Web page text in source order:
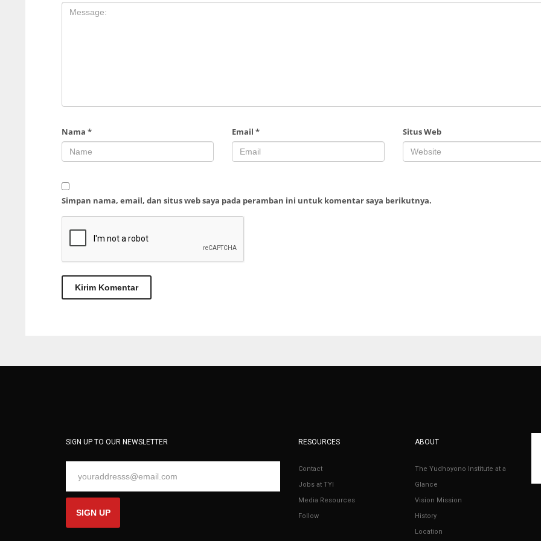
Nama * Email* Situs Web
Simpan nama, email, dan situs web saya pada peramban ini untuk komentar saya berikutnya.
SIGN UP TO OUR NEWSLETTER
SIGN UP
RESOURCES
Contact
Jobs at TYI
Media Resources
Follow
ABOUT
The Yudhoyono Institute at a
Glance
Vision Mission
History
Location